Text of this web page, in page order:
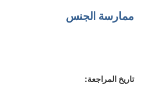
ممارسة الجنس
تاريخ المراجعة: